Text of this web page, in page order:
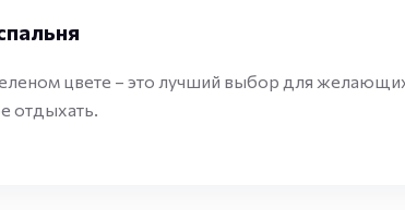
цвете – это лучший выбор для
отдыхать.